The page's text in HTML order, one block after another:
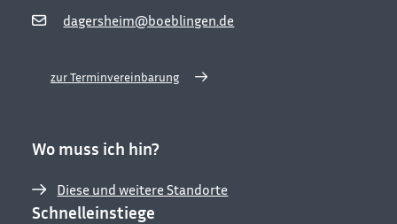
dagersheim@boeblingen.de
zur Terminvereinbarung
Wo muss ich hin?
Diese und weitere Standorte
Schnelleinstiege